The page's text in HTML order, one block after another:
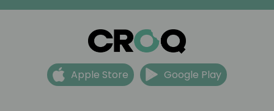
Apple Store Google Play